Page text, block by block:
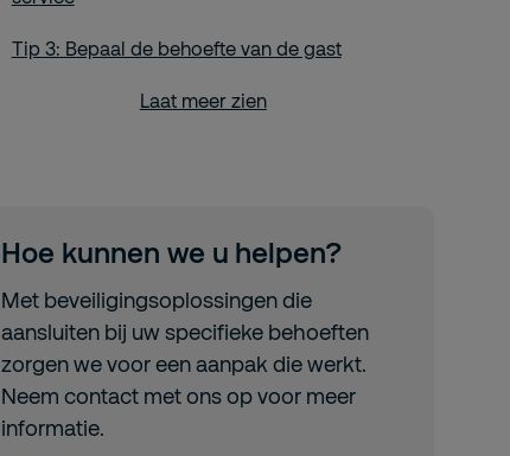
Tip 3: Bepaal de behoefte van de gast
Laat meer zien
Hoe kunnen we u helpen?
Met beveiligingsoplossingen die
aansluiten bij uw specifieke behoeften
zorgen we voor een aanpak die werkt.
Neem contact met ons op voor meer
informatie.